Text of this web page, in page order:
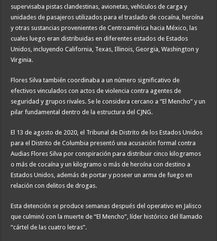
supervisaba pistas clandestinas, avionetas, vehículos de carga y
unidades de pasajeros utilizados para el traslado de cocaína, heroína
y otras sustancias provenientes de Centroamérica hacia México, las
cuales luego eran distribuidas en diferentes estados de Estados
Unidos, incluyendo California, Texas, Illinois, Georgia, Washington y
Virginia.
Flores Silva también coordinaba a un número significativo de
efectivos vinculados con actos de violencia contra agentes de
seguridad y grupos rivales. Se le considera cercano a “El Mencho” y un
pilar fundamental dentro de la estructura del CJNG.
El 13 de agosto de 2020, el Tribunal de Distrito de los Estados Unidos
para el Distrito de Columbia presentó una acusación formal contra
Audias Flores Silva por conspiración para distribuir cinco kilogramos
o más de cocaína y un kilogramo o más de heroína con destino a
Estados Unidos, además de portar y poseer un arma de fuego en
relación con delitos de drogas.
Esta detención se produce semanas después del operativo en Jalisco
que culminó con la muerte de “El Mencho”, líder histórico del llamado
“cártel de las cuatro letras”.